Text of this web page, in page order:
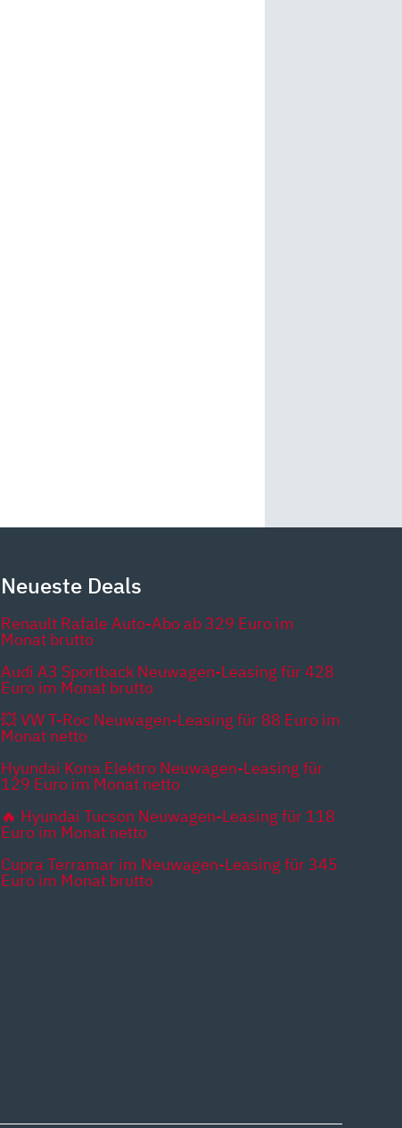
Neueste Deals
Renault Rafale Auto-Abo ab 329 Euro im
Monat brutto
Audi A3 Sportback Neuwagen-Leasing für 428
Euro im Monat brutto
💥 VW T-Roc Neuwagen-Leasing für 88 Euro im
Monat netto
Hyundai Kona Elektro Neuwagen-Leasing für
129 Euro im Monat netto
🔥 Hyundai Tucson Neuwagen-Leasing für 118
Euro im Monat netto
Cupra Terramar im Neuwagen-Leasing für 345
Euro im Monat brutto